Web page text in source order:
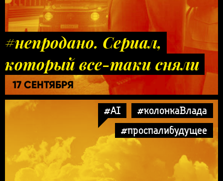
#непродано. Сериал,
который все-таки сняли
17 СЕНТЯБРЯ
#AI
#колонкаВлада
#проспалибудущее